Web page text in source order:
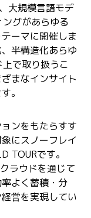
大規模言語モデ
グがあらゆる
ーマに開催しま
半構造化あらゆ
で取り扱うこ
まなインサイト
。
ンをもたらすす
にスノーフレイ
TOURです。
ラウドを通じて
よく蓄積・分
営を実現してい